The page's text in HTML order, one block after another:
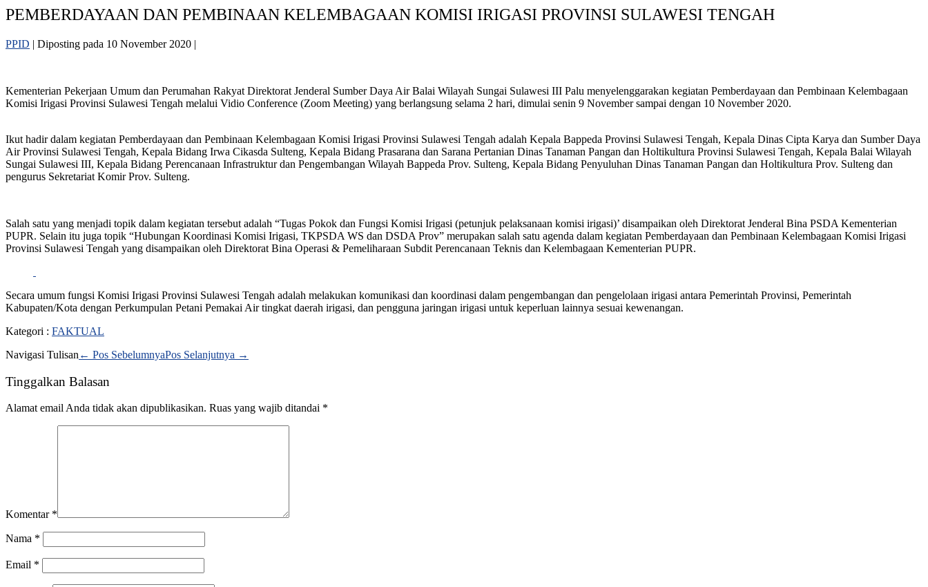
PEMBERDAYAAN DAN PEMBINAAN KELEMBAGAAN KOMISI IRIGASI PROVINSI SULAWESI TENGAH
PPID | Diposting pada 10 November 2020 |
Kementerian Pekerjaan Umum dan Perumahan Rakyat Direktorat Jenderal Sumber Daya Air Balai Wilayah Sungai Sulawesi III Palu menyelenggarakan kegiatan Pemberdayaan dan Pembinaan Kelembagaan
Komisi Irigasi Provinsi Sulawesi Tengah melalui Vidio Conference (Zoom Meeting) yang berlangsung selama 2 hari, dimulai senin 9 November sampai dengan 10 November 2020.
Ikut hadir dalam kegiatan Pemberdayaan dan Pembinaan Kelembagaan Komisi Irigasi Provinsi Sulawesi Tengah adalah Kepala Bappeda Provinsi Sulawesi Tengah, Kepala Dinas Cipta Karya dan Sumber Daya
Air Provinsi Sulawesi Tengah, Kepala Bidang Irwa Cikasda Sulteng, Kepala Bidang Prasarana dan Sarana Pertanian Dinas Tanaman Pangan dan Holtikultura Provinsi Sulawesi Tengah, Kepala Balai Wilayah
Sungai Sulawesi III, Kepala Bidang Perencanaan Infrastruktur dan Pengembangan Wilayah Bappeda Prov. Sulteng, Kepala Bidang Penyuluhan Dinas Tanaman Pangan dan Holtikultura Prov. Sulteng dan
pengurus Sekretariat Komir Prov. Sulteng.
Salah satu yang menjadi topik dalam kegiatan tersebut adalah “Tugas Pokok dan Fungsi Komisi Irigasi (petunjuk pelaksanaan komisi irigasi)’ disampaikan oleh Direktorat Jenderal Bina PSDA Kementerian
PUPR. Selain itu juga topik “Hubungan Koordinasi Komisi Irigasi, TKPSDA WS dan DSDA Prov” merupakan salah satu agenda dalam kegiatan Pemberdayaan dan Pembinaan Kelembagaan Komisi Irigasi
Provinsi Sulawesi Tengah yang disampaikan oleh Direktorat Bina Operasi & Pemeliharaan Subdit Perencanaan Teknis dan Kelembagaan Kementerian PUPR.
Secara umum fungsi Komisi Irigasi Provinsi Sulawesi Tengah adalah melakukan komunikasi dan koordinasi dalam pengembangan dan pengelolaan irigasi antara Pemerintah Provinsi, Pemerintah
Kabupaten/Kota dengan Perkumpulan Petani Pemakai Air tingkat daerah irigasi, dan pengguna jaringan irigasi untuk keperluan lainnya sesuai kewenangan.
Kategori : FAKTUAL
Navigasi Tulisan ← Pos SebelumnyaPos Selanjutnya →
Tinggalkan Balasan
Alamat email Anda tidak akan dipublikasikan. Ruas yang wajib ditandai *
Komentar *
Nama *
Email *